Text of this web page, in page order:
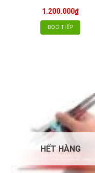
1.200.000₫
ĐỌC TIẾP
HẾT HÀNG